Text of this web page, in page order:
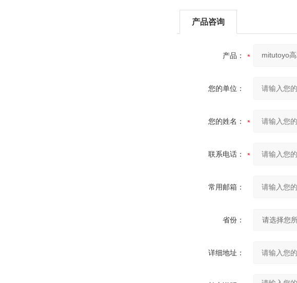
产品咨询
产品：
您的单位：
您的姓名：
联系电话：
常用邮箱：
省份：
详细地址：